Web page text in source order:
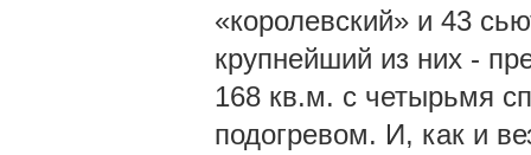
«королевский» и 43
крупнейший из них -
168 кв.м. с четырьмя
подогревом. И, как и